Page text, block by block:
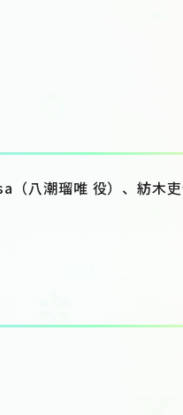
八潮瑠唯 役）、紡木吏